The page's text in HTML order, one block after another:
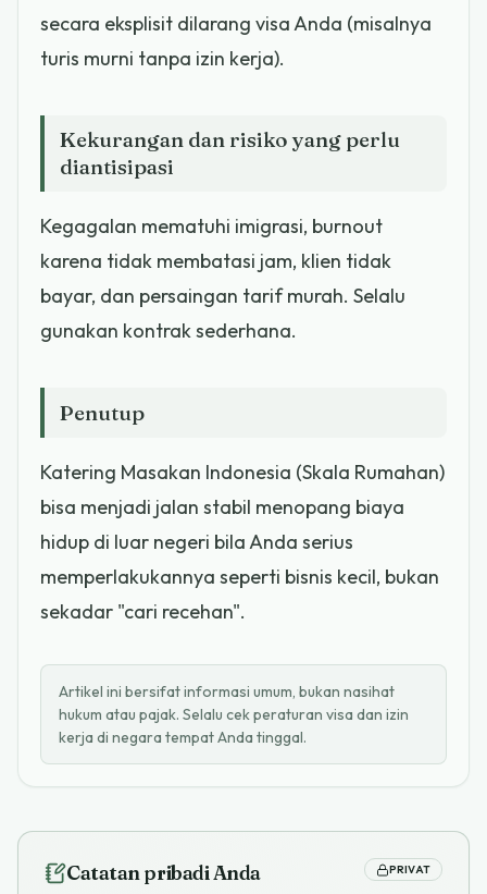
secara eksplisit dilarang visa Anda (misalnya
turis murni tanpa izin kerja).
Kekurangan dan risiko yang perlu
diantisipasi
Kegagalan mematuhi imigrasi, burnout
karena tidak membatasi jam, klien tidak
bayar, dan persaingan tarif murah. Selalu
gunakan kontrak sederhana.
Penutup
Katering Masakan Indonesia (Skala Rumahan)
bisa menjadi jalan stabil menopang biaya
hidup di luar negeri bila Anda serius
memperlakukannya seperti bisnis kecil, bukan
sekadar "cari recehan".
Artikel ini bersifat informasi umum, bukan nasihat
hukum atau pajak. Selalu cek peraturan visa dan izin
kerja di negara tempat Anda tinggal.
Catatan pribadi Anda PRIVAT